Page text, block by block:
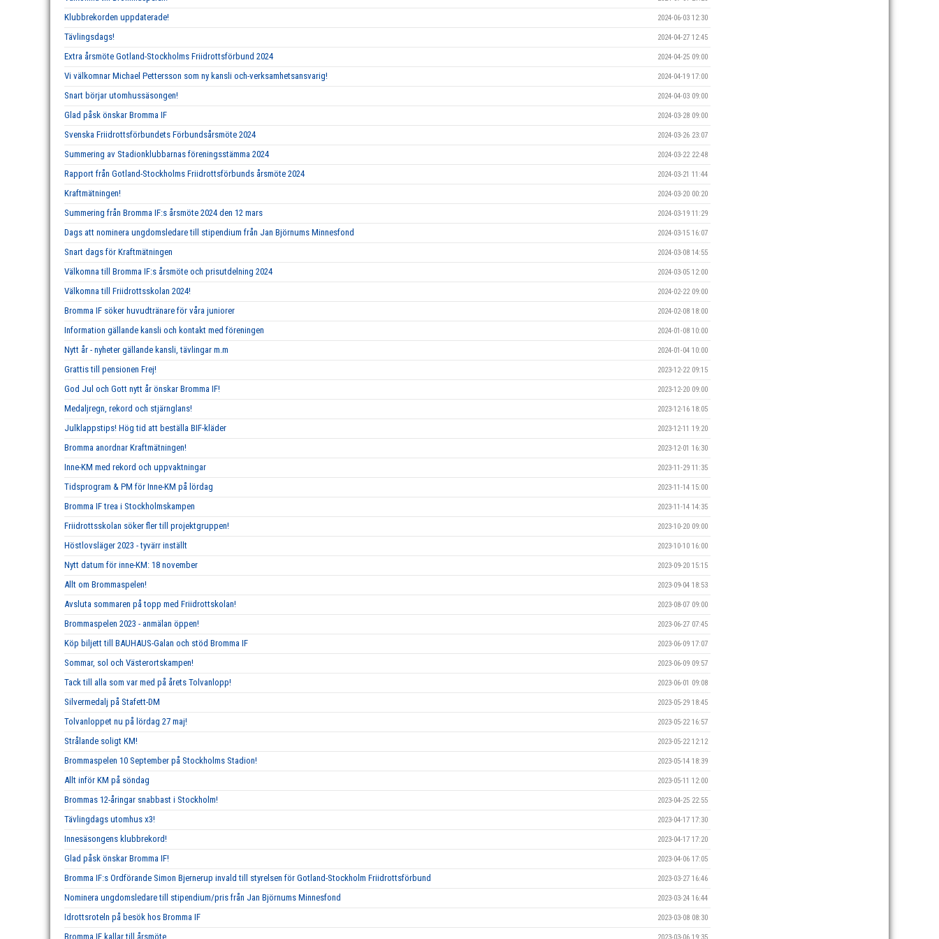
Klubbrekorden uppdaterade! 2024-06-03 12:30
Tävlingsdags! 2024-04-27 12:45
Extra årsmöte Gotland-Stockholms Friidrottsförbund 2024 2024-04-25 09:00
Vi välkomnar Michael Pettersson som ny kansli och-verksamhetsansvarig! 2024-04-19 17:00
Snart börjar utomhussäsongen! 2024-04-03 09:00
Glad påsk önskar Bromma IF 2024-03-28 09:00
Svenska Friidrottsförbundets Förbundsårsmöte 2024 2024-03-26 23:07
Summering av Stadionklubbarnas föreningsstämma 2024 2024-03-22 22:48
Rapport från Gotland-Stockholms Friidrottsförbunds årsmöte 2024 2024-03-21 11:44
Kraftmätningen! 2024-03-20 00:20
Summering från Bromma IF:s årsmöte 2024 den 12 mars 2024-03-19 11:29
Dags att nominera ungdomsledare till stipendium från Jan Björnums Minnesfond 2024-03-15 16:07
Snart dags för Kraftmätningen 2024-03-08 14:55
Välkomna till Bromma IF:s årsmöte och prisutdelning 2024 2024-03-05 12:00
Välkomna till Friidrottsskolan 2024! 2024-02-22 09:00
Bromma IF söker huvudtränare för våra juniorer 2024-02-08 18:00
Information gällande kansli och kontakt med föreningen 2024-01-08 10:00
Nytt år - nyheter gällande kansli, tävlingar m.m 2024-01-04 10:00
Grattis till pensionen Frej! 2023-12-22 09:15
God Jul och Gott nytt år önskar Bromma IF! 2023-12-20 09:00
Medaljregn, rekord och stjärnglans! 2023-12-16 18:05
Julklappstips! Hög tid att beställa BIF-kläder 2023-12-11 19:20
Bromma anordnar Kraftmätningen! 2023-12-01 16:30
Inne-KM med rekord och uppvaktningar 2023-11-29 11:35
Tidsprogram & PM för Inne-KM på lördag 2023-11-14 15:00
Bromma IF trea i Stockholmskampen 2023-11-14 14:35
Friidrottsskolan söker fler till projektgruppen! 2023-10-20 09:00
Höstlovsläger 2023 - tyvärr inställt 2023-10-10 16:00
Nytt datum för inne-KM: 18 november 2023-09-20 15:15
Allt om Brommaspelen! 2023-09-04 18:53
Avsluta sommaren på topp med Friidrottskolan! 2023-08-07 09:00
Brommaspelen 2023 - anmälan öppen! 2023-06-27 07:45
Köp biljett till BAUHAUS-Galan och stöd Bromma IF 2023-06-09 17:07
Sommar, sol och Västerortskampen! 2023-06-09 09:57
Tack till alla som var med på årets Tolvanlopp! 2023-06-01 09:08
Silvermedalj på Stafett-DM 2023-05-29 18:45
Tolvanloppet nu på lördag 27 maj! 2023-05-22 16:57
Strålande soligt KM! 2023-05-22 12:12
Brommaspelen 10 September på Stockholms Stadion! 2023-05-14 18:39
Allt inför KM på söndag 2023-05-11 12:00
Brommas 12-åringar snabbast i Stockholm! 2023-04-25 22:55
Tävlingdags utomhus x3! 2023-04-17 17:30
Innesäsongens klubbrekord! 2023-04-17 17:20
Glad påsk önskar Bromma IF! 2023-04-06 17:05
Bromma IF:s Ordförande Simon Bjernerup invald till styrelsen för Gotland-Stockholm Friidrottsförbund 2023-03-27 16:46
Nominera ungdomsledare till stipendium/pris från Jan Björnums Minnesfond 2023-03-24 16:44
Idrottsroteln på besök hos Bromma IF 2023-03-08 08:30
Bromma IF kallar till årsmöte